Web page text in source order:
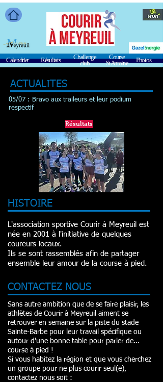
Course
St Antoine
Challenge
club
Résultats
Calendrier Photos
ACTUALITES
05/07 : Bravo aux traileurs et leur podium
respectif
Résultats
HISTOIRE
L'association sportive Courir à Meyreuil est
née en 2001 à l'initiative de quelques
coureurs locaux.
Ils se sont rassemblés afin de partager
ensemble leur amour de la course à pied.
CONTACTEZ NOUS
Sans autre ambition que de se faire plaisir, les
athlètes de Courir à Meyreuil aiment se
retrouver en semaine sur la piste du stade
Sainte-Barbe pour leur travail spécifique ou
autour d'une bonne table pour parler de...
course à pied !
Si vous habitez la région et que vous cherchez
un groupe pour ne plus courir seul(e),
contactez nous soit :